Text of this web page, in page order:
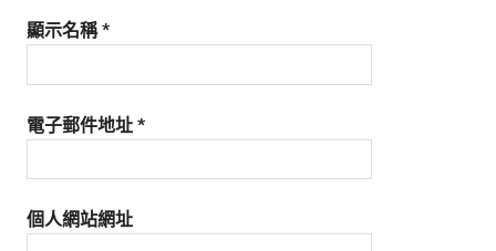
顯示名稱*
電子郵件地址 *
個人網站網址